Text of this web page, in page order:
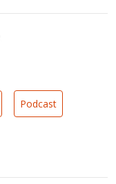
Podcast